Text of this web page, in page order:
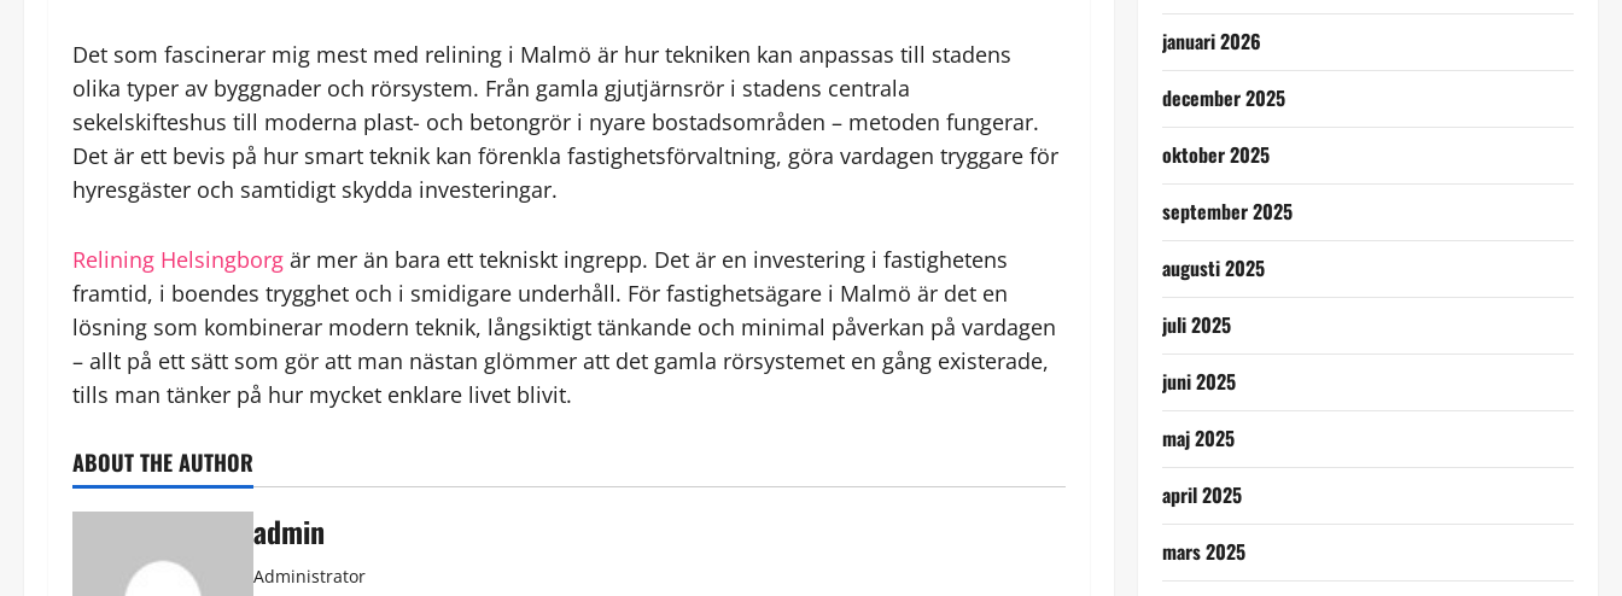
Det som fascinerar mig mest med relining i Malmö är hur tekniken kan anpassas till stadens
olika typer av byggnader och rörsystem. Från gamla gjutjärnsrör i stadens centrala
sekelskifteshus till moderna plast- och betongrör i nyare bostadsområden – metoden fungerar.
Det är ett bevis på hur smart teknik kan förenkla fastighetsförvaltning, göra vardagen tryggare för
hyresgäster och samtidigt skydda investeringar.
Relining Helsingborg är mer än bara ett tekniskt ingrepp. Det är en investering i fastighetens
framtid, i boendes trygghet och i smidigare underhåll. För fastighetsägare i Malmö är det en
lösning som kombinerar modern teknik, långsiktigt tänkande och minimal påverkan på vardagen
– allt på ett sätt som gör att man nästan glömmer att det gamla rörsystemet en gång existerade,
tills man tänker på hur mycket enklare livet blivit.
ABOUT THE AUTHOR
admin
Administrator
januari 2026
december 2025
oktober 2025
september 2025
augusti 2025
juli 2025
juni 2025
maj 2025
april 2025
mars 2025